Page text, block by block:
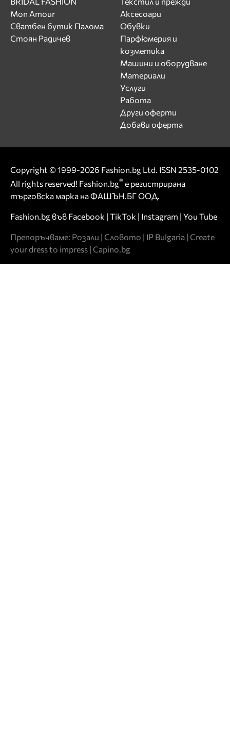
Mon Amour
Сватбен бутик Палома
Стоян Радичев
Аксесоари
Обувки
Парфюмерия и
козметика
Машини и оборудване
Материали
Услуги
Работа
Други оферти
Добави оферта
Copyright © 1999-2026 Fashion.bg Ltd. ISSN 2535-0102
All rights reserved! Fashion.bg® е регистрирана
търговска марка на ФАШЪН.БГ ООД.
Fashion.bg във Facebook | TikTok | Instagram | You Tube
Препоръчваме: Розали | Словото | IP Bulgaria | Create
your dress to impress | Capino.bg